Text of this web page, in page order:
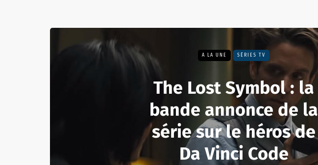
A LA UNE SÉRIES TV
The Lost Symbol : la
bande annonce de la
série sur le héros de
Da Vinci Code